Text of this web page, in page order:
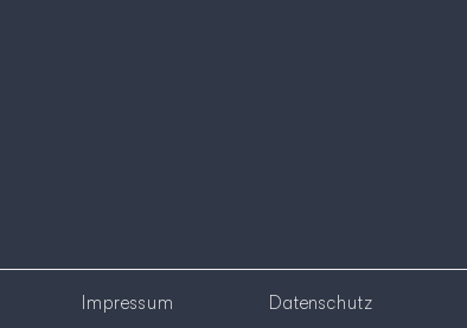
Impressum Datenschutz